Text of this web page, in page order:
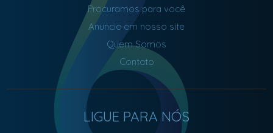
Procuramos para você
Anuncie em nosso site
Quem Somos
Contato
LIGUE PARA NÓS